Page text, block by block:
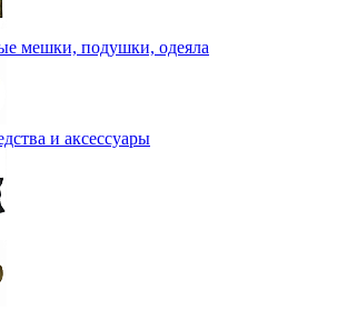
мешки, подушки, одеяла
и аксессуары